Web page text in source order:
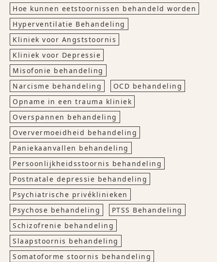
Hoe kunnen eetstoornissen behandeld worden
Hyperventilatie Behandeling
Kliniek voor Angststoornis
Kliniek voor Depressie
Misofonie behandeling
Narcisme behandeling
OCD behandeling
Opname in een trauma kliniek
Overspannen behandeling
Oververmoeidheid behandeling
Paniekaanvallen behandeling
Persoonlijkheidsstoornis behandeling
Postnatale depressie behandeling
Psychiatrische privéklinieken
Psychose behandeling
PTSS Behandeling
Schizofrenie behandeling
Slaapstoornis behandeling
Somatoforme stoornis behandeling